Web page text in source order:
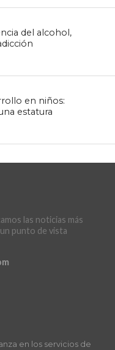
del alcohol,
en niños:
estatura
las noticias más
punto de vista
en los servicios de